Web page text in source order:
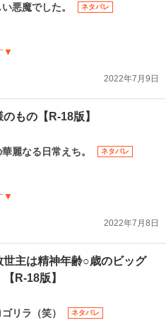
悪魔でした。
ネタバレ
▼
2022年7月9日
もの【R-18版】
麗なる日常えち。
ネタバレ
▼
2022年7月8日
世主は精神年齢○歳のビッグ
R-18版】
リラ（笑）
ネタバレ